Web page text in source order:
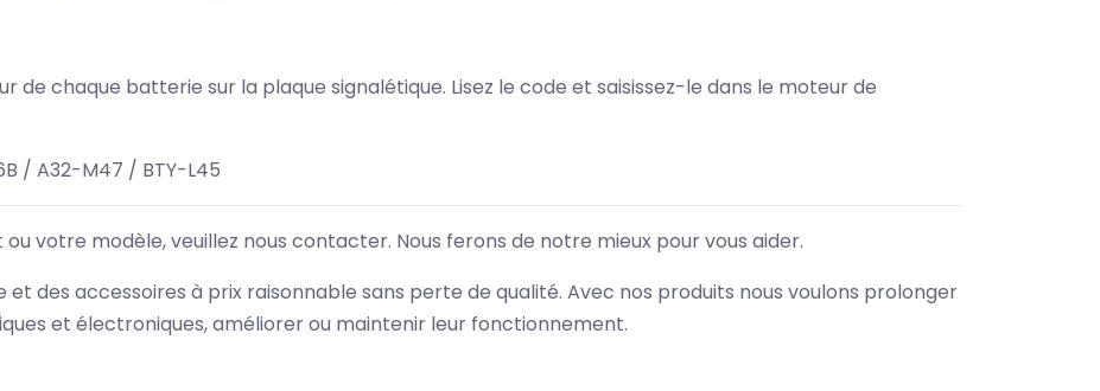
de chaque batterie sur la plaque signalétique. Lisez le code et saisissez-le dans le moteur de
/ A32-M47 / BTY-L45
votre modèle, veuillez nous contacter. Nous ferons de notre mieux pour vous aider.
et des accessoires à prix raisonnable sans perte de qualité. Avec nos produits nous voulons prolonger
et électroniques, améliorer ou maintenir leur fonctionnement.